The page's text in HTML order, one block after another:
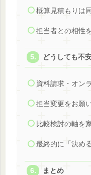
概算見積もりは
担当者との相性
どうしても不
資料請求・オン
担当変更をお願
比較検討の軸を
最終的に「決め
まとめ